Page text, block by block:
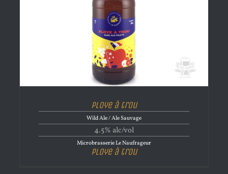
Ploye à trou
Wild Ale / Ale Sauvage
4.5% alc/vol
Microbrasserie Le Naufrageur
Ploye à trou